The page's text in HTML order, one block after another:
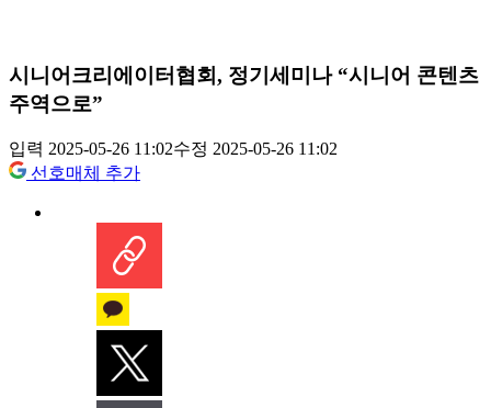
시니어크리에이터협회, 정기세미나 “시니어 콘텐츠
주역으로”
입력 2025-05-26 11:02수정 2025-05-26 11:02
선호매체 추가